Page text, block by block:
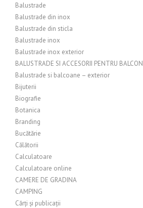
Balustrade
Balustrade din inox
Balustrade din sticla
Balustrade inox
Balustrade inox exterior
BALUSTRADE SI ACCESORII PENTRU BALCON
Balustrade si balcoane – exterior
Bijuterii
Biografie
Botanica
Branding
Bucătărie
Călătorii
Calculatoare
Calculatoare online
CAMERE DE GRADINA
CAMPING
Cărți și publicații